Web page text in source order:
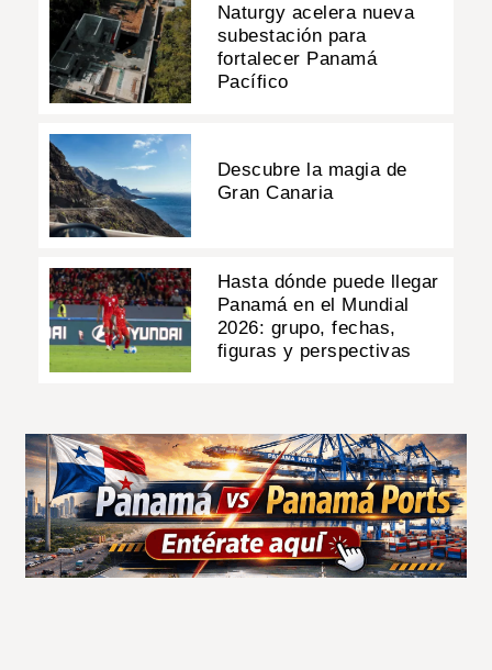
Naturgy acelera nueva
subestación para
fortalecer Panamá
Pacífico
Descubre la magia de
Gran Canaria
Hasta dónde puede llegar
Panamá en el Mundial
2026: grupo, fechas,
figuras y perspectivas